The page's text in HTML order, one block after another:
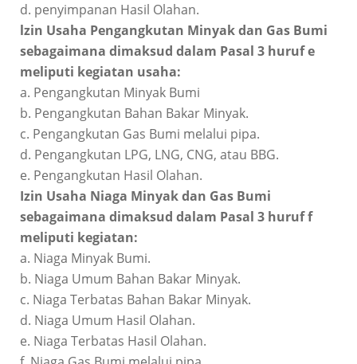
d. penyimpanan Hasil Olahan.
lzin Usaha Pengangkutan Minyak dan Gas Bumi
sebagaimana dimaksud dalam Pasal 3 huruf e
meliputi kegiatan usaha:
a. Pengangkutan Minyak Bumi
b. Pengangkutan Bahan Bakar Minyak.
c. Pengangkutan Gas Bumi melalui pipa.
d. Pengangkutan LPG, LNG, CNG, atau BBG.
e. Pengangkutan Hasil Olahan.
Izin Usaha Niaga Minyak dan Gas Bumi
sebagaimana dimaksud dalam Pasal 3 huruf f
meliputi kegiatan:
a. Niaga Minyak Bumi.
b. Niaga Umum Bahan Bakar Minyak.
c. Niaga Terbatas Bahan Bakar Minyak.
d. Niaga Umum Hasil Olahan.
e. Niaga Terbatas Hasil Olahan.